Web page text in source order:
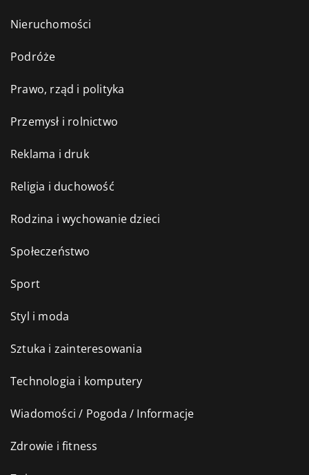
Nieruchomości
Podróże
Prawo, rząd i polityka
Przemysł i rolnictwo
Reklama i druk
Religia i duchowość
Rodzina i wychowanie dzieci
Społeczeństwo
Sport
Styl i moda
Sztuka i zainteresowania
Technologia i komputery
Wiadomości / Pogoda / Informacje
Zdrowie i fitness